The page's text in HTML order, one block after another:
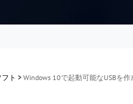
ト > Windows 10で起動可能なUSBを作